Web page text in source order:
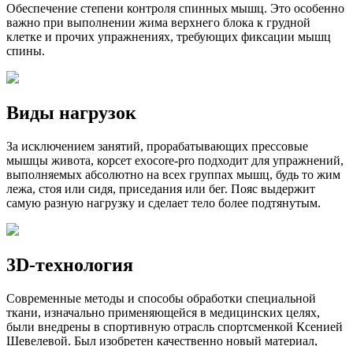
Обеспечение степени контроля спинных мышц. Это особенно
важно при выполнении жима верхнего блока к грудной
клетке и прочих упражнениях, требующих фиксации мышц
спины.
Виды нагрузок
За исключением занятий, прорабатывающих прессовые
мышцы живота, корсет exocore-pro подходит для упражнений,
выполняемых абсолютно на всех группах мышц, будь то жим
лежа, стоя или сидя, приседания или бег. Пояс выдержит
самую разную нагрузку и сделает тело более подтянутым.
3D-технология
Современные методы и способы обработки специальной
ткани, изначально применяющейся в медицинских целях,
были внедрены в спортивную отрасль спортсменкой Ксенией
Шевелевой. Был изобретен качественно новый материал,